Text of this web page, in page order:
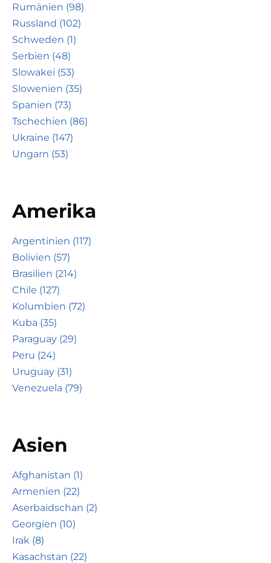
Rumänien (98)
Russland (102)
Schweden (1)
Serbien (48)
Slowakei (53)
Slowenien (35)
Spanien (73)
Tschechien (86)
Ukraine (147)
Ungarn (53)
Amerika
Argentinien (117)
Bolivien (57)
Brasilien (214)
Chile (127)
Kolumbien (72)
Kuba (35)
Paraguay (29)
Peru (24)
Uruguay (31)
Venezuela (79)
Asien
Afghanistan (1)
Armenien (22)
Aserbaidschan (2)
Georgien (10)
Irak (8)
Kasachstan (22)